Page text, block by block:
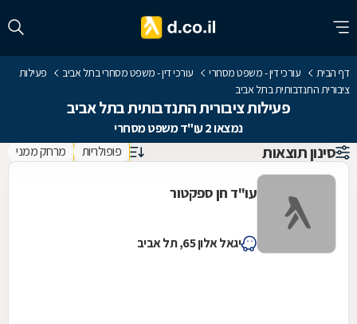
דף הבית עורכי דין - משפט מסחרי עורכי דין - משפט מסחרי בתל אביב
פעילות
ציבורית התנדבותית בתל אביב
פעילות ציבורית התנדבותית בתל אביב
נמצאו 2 עו"ד משפט מסחרי
סינון תוצאות פופולריות מרחק ממני
עו"ד חן ספקטור
יגאל אלון 65, תל אביב